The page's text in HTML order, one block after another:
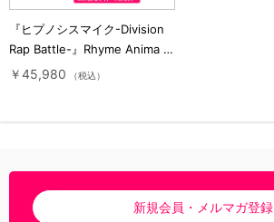
『ヒプノシスマイク-Division
Rap Battle-』Rhyme Anima ＋
／全巻購入セット／Blu-
￥45,980 （税込）
新規会員・メルマガ登録